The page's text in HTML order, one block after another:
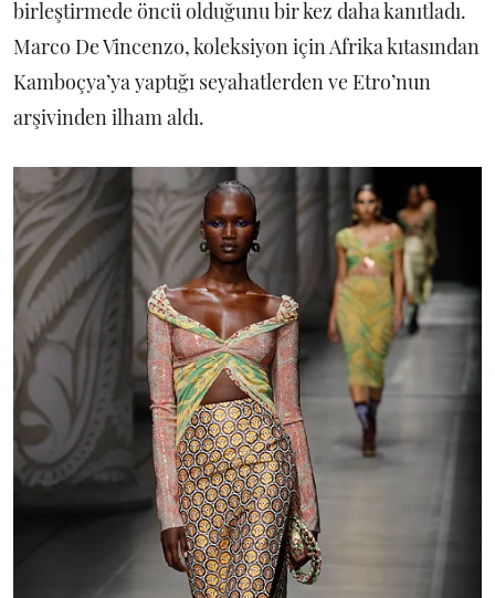
birleştirmede öncü olduğunu bir kez daha kanıtladı.
Marco De Vincenzo, koleksiyon için Afrika kıtasından
Kamboçya’ya yaptığı seyahatlerden ve Etro’nun
arşivinden ilham aldı.